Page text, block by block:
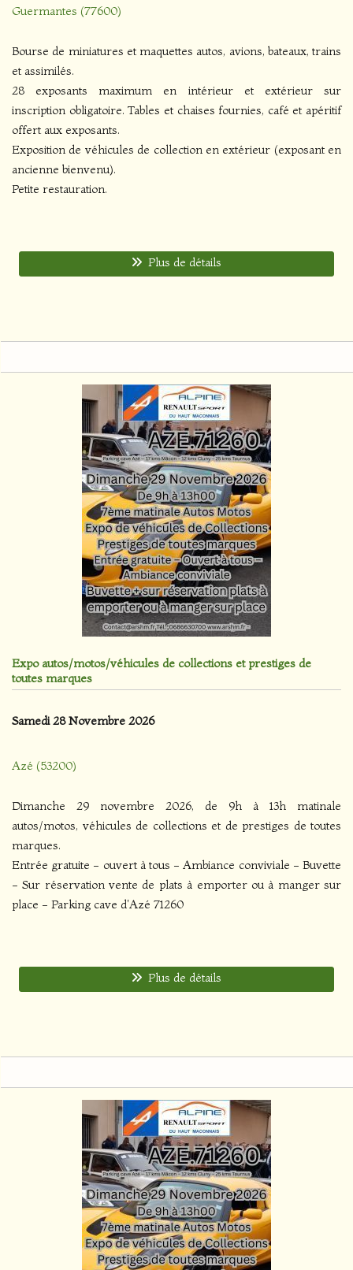
Guermantes (77600)
Bourse de miniatures et maquettes autos, avions, bateaux, trains
et assimilés.
28 exposants maximum en intérieur et extérieur sur
inscription obligatoire. Tables et chaises fournies, café et apéritif
offert aux exposants.
Exposition de véhicules de collection en extérieur (exposant en
ancienne bienvenu).
Petite restauration.
Plus de détails
Expo autos/motos/véhicules de collections et prestiges de
toutes marques
Samedi 28 Novembre 2026
Azé (53200)
Dimanche 29 novembre 2026, de 9h à 13h matinale
autos/motos, véhicules de collections et de prestiges de toutes
marques.
Entrée gratuite - ouvert à tous - Ambiance conviviale - Buvette
- Sur réservation vente de plats à emporter ou à manger sur
place - Parking cave d'Azé 71260
Plus de détails